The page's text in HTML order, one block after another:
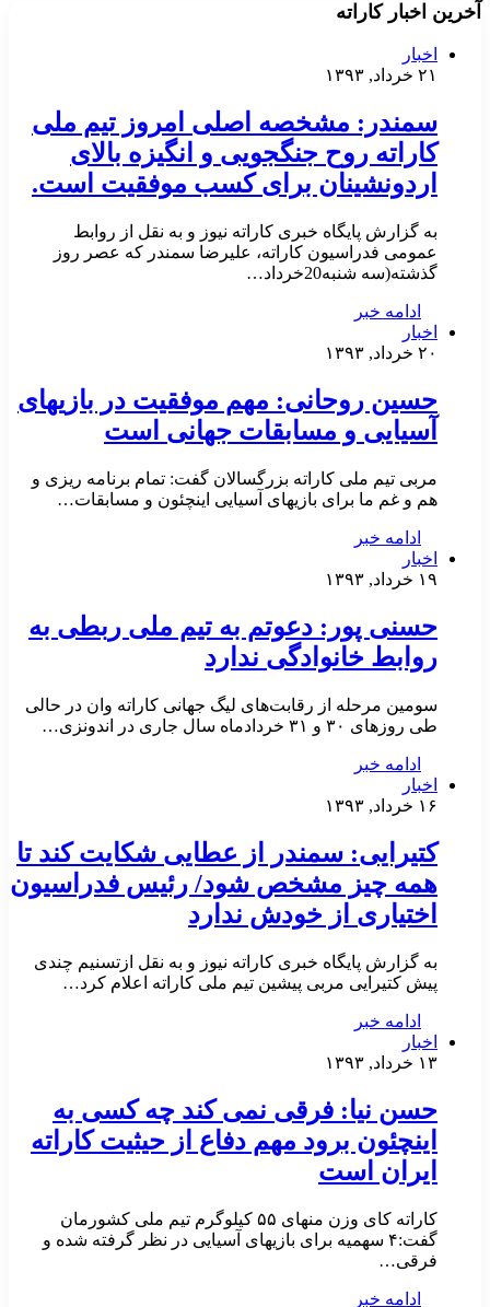
آخرین اخبار کاراته
اخبار
۲۱ خرداد, ۱۳۹۳
سمندر: مشخصه اصلی امروز تیم ملی
کاراته روح جنگجویی و انگیزه بالای
اردونشینان برای کسب موفقیت است.
به گزارش پایگاه خبری کاراته نیوز و به نقل از روابط
عمومی فدراسیون کاراته، علیرضا سمندر که عصر روز
گذشته(سه شنبه20خرداد…
ادامه خبر
اخبار
۲۰ خرداد, ۱۳۹۳
حسین روحانی: مهم موفقیت در بازیهای
آسیایی و مسابقات جهانی است
مربی تیم ملی کاراته بزرگسالان گفت: تمام برنامه ریزی و
هم و غم ما برای بازیهای آسیایی اینچئون و مسابقات…
ادامه خبر
اخبار
۱۹ خرداد, ۱۳۹۳
حسنی پور: دعوتم به تیم ملی ربطی به
روابط خانوادگی ندارد
سومین مرحله از رقابت‌های لیگ جهانی کاراته وان در حالی
طی روزهای ۳۰ و ۳۱ خردادماه سال جاری در اندونزی…
ادامه خبر
اخبار
۱۶ خرداد, ۱۳۹۳
کتیرایی: سمندر از عطایی شکایت کند تا
همه چیز مشخص شود/ رئیس فدراسیون
اختیاری از خودش ندارد
به گزارش پایگاه خبری کاراته نیوز و به نقل ازتسنیم چندی
پیش کتیرایی مربی پیشین تیم ملی کاراته اعلام کرد…
ادامه خبر
اخبار
۱۳ خرداد, ۱۳۹۳
حسن نیا: فرقی نمی کند چه کسی به
اینچئون برود مهم دفاع از حیثیت کاراته
ایران است
کاراته کای وزن منهای ۵۵ کیلوگرم تیم ملی کشورمان
گفت:۴ سهمیه برای بازیهای آسیایی در نظر گرفته شده و
فرقی…
ادامه خبر